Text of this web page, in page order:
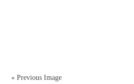
« Previous Image